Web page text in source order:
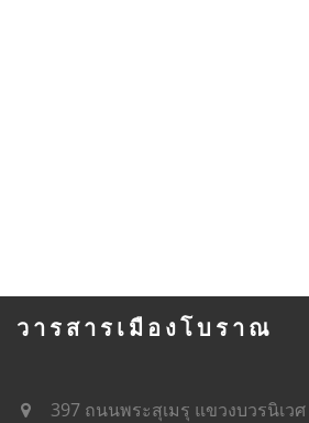
วารสารเมืองโบราณ
397 ถนนพระสุเมรุ แขวงบวรนิเวศ